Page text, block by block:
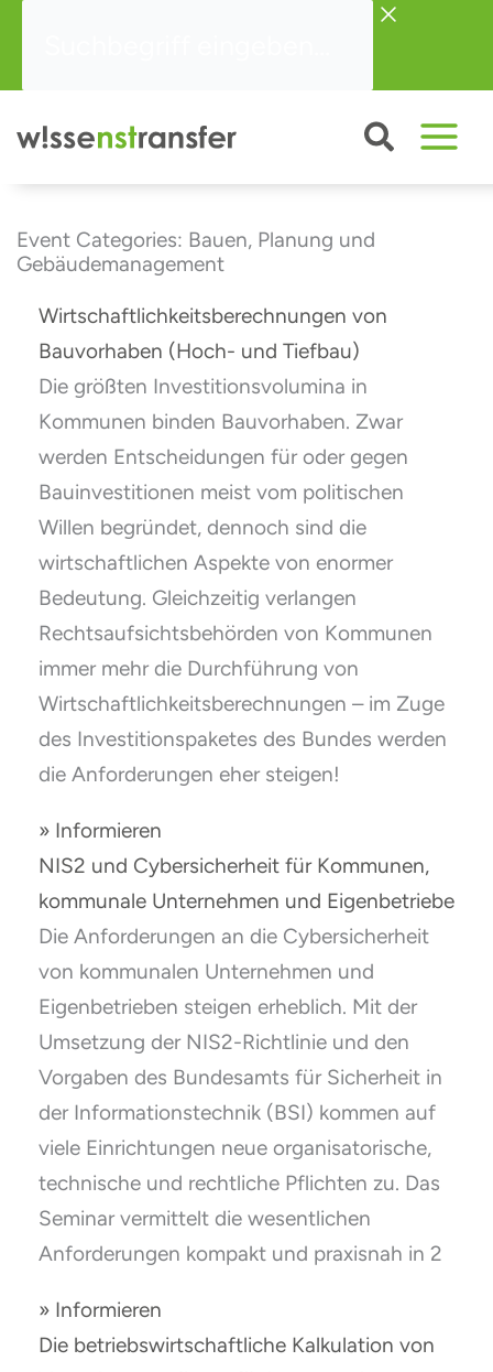
springen
Event Categories: Bauen, Planung und
Gebäudemanagement
Wirtschaftlichkeitsberechnungen von
Bauvorhaben (Hoch- und Tiefbau)
Die größten Investitionsvolumina in
Kommunen binden Bauvorhaben. Zwar
werden Entscheidungen für oder gegen
Bauinvestitionen meist vom politischen
Willen begründet, dennoch sind die
wirtschaftlichen Aspekte von enormer
Bedeutung. Gleichzeitig verlangen
Rechtsaufsichtsbehörden von Kommunen
immer mehr die Durchführung von
Wirtschaftlichkeitsberechnungen – im Zuge
des Investitionspaketes des Bundes werden
die Anforderungen eher steigen!
» Informieren
NIS2 und Cybersicherheit für Kommunen,
kommunale Unternehmen und Eigenbetriebe
Die Anforderungen an die Cybersicherheit
von kommunalen Unternehmen und
Eigenbetrieben steigen erheblich. Mit der
Umsetzung der NIS2-Richtlinie und den
Vorgaben des Bundesamts für Sicherheit in
der Informationstechnik (BSI) kommen auf
viele Einrichtungen neue organisatorische,
technische und rechtliche Pflichten zu. Das
Seminar vermittelt die wesentlichen
Anforderungen kompakt und praxisnah in 2
» Informieren
Die betriebswirtschaftliche Kalkulation von